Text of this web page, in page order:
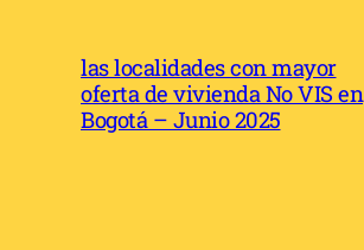
las localidades con mayor
oferta de vivienda No VIS en
Bogotá – Junio 2025